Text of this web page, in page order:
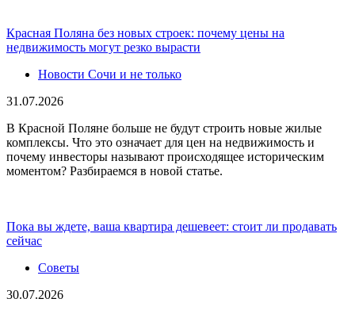
Красная Поляна без новых строек: почему цены на
недвижимость могут резко вырасти
Новости Сочи и не только
31.07.2026
В Красной Поляне больше не будут строить новые жилые
комплексы. Что это означает для цен на недвижимость и
почему инвесторы называют происходящее историческим
моментом? Разбираемся в новой статье.
Пока вы ждете, ваша квартира дешевеет: стоит ли продавать
сейчас
Советы
30.07.2026